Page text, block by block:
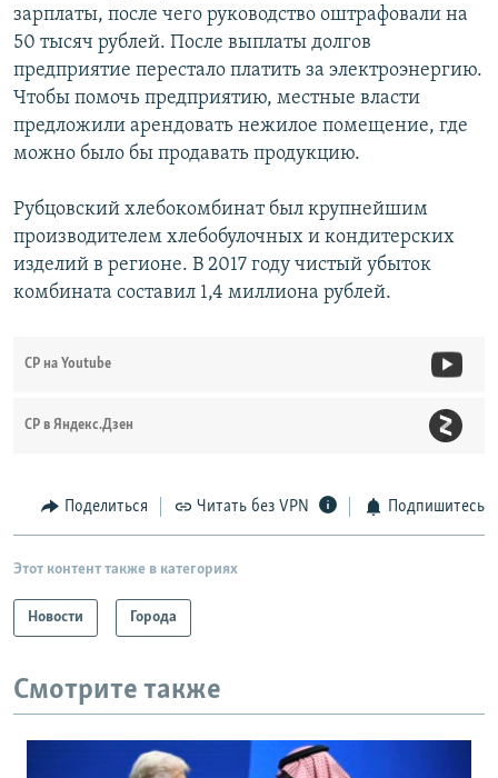
зарплаты, после чего руководство оштрафовали на
50 тысяч рублей. После выплаты долгов
предприятие перестало платить за электроэнергию.
Чтобы помочь предприятию, местные власти
предложили арендовать нежилое помещение, где
можно было бы продавать продукцию.
Рубцовский хлебокомбинат был крупнейшим
производителем хлебобулочных и кондитерских
изделий в регионе. В 2017 году чистый убыток
комбината составил 1,4 миллиона рублей.
СР на Youtube
СР в Яндекс.Дзен
Поделиться Читать без VPN Подпишитесь
Этот контент также в категориях
Новости Города
Смотрите также